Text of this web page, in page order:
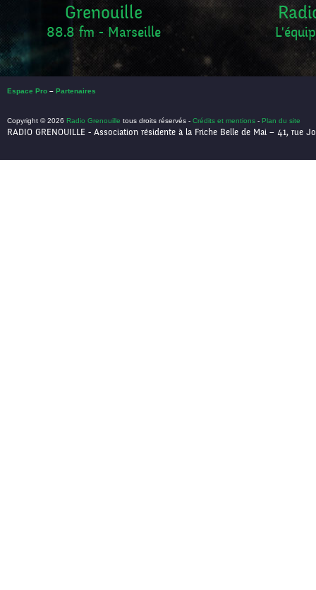
Grenouille
88.8 fm - Marseille
Espace Pro – Partenaires
Copyright © 2026 Radio Grenouille tous droits réservés - Crédits et mentions - Plan du site
RADIO GRENOUILLE - Association résidente à la Friche Belle de Mai – 41, rue